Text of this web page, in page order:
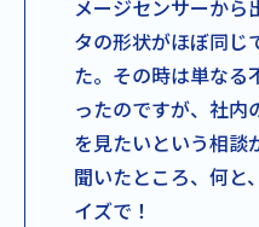
メージセンサーから
タの形状がほぼ同じ
た。その時は単なる
ったのですが、社内
を見たいという相談
聞いたところ、何と
イズで！